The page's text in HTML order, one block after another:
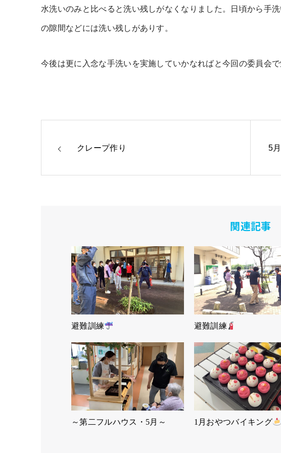
水洗いのみと比べると洗い残しがなくなりました。日頃から手
の隙間などには洗い残しがありす。
今後は更に入念な手洗いを実施していかなればと今回の委員会で
クレープ作り 5
関連記事
避難訓練 避難訓練
～第二フルハウス・5月～ 1月おやつバイキング